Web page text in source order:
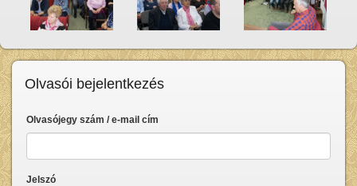
Olvasói bejelentkezés
Olvasójegy szám / e-mail cím
Jelszó